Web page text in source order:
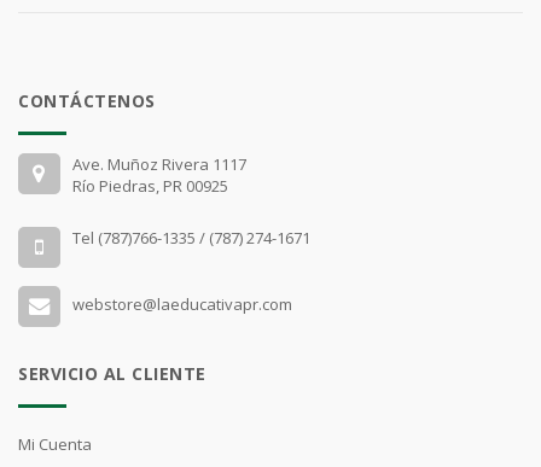
CONTÁCTENOS
Ave. Muñoz Rivera 1117
Río Piedras, PR 00925
Tel (787)766-1335 / (787) 274-1671
webstore@laeducativapr.com
SERVICIO AL CLIENTE
Mi Cuenta